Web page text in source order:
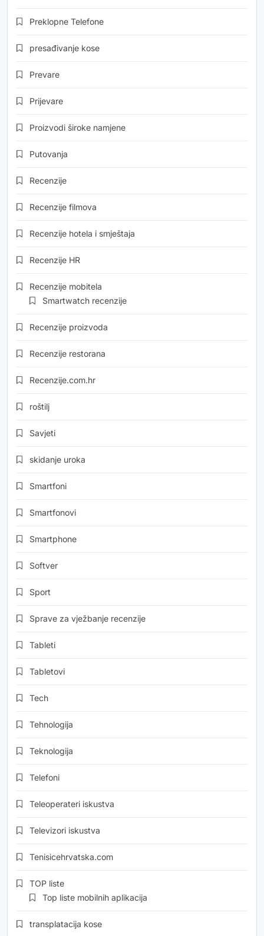
Preklopne Telefone
presađivanje kose
Prevare
Prijevare
Proizvodi široke namjene
Putovanja
Recenzije
Recenzije filmova
Recenzije hotela i smještaja
Recenzije HR
Recenzije mobitela
Smartwatch recenzije
Recenzije proizvoda
Recenzije restorana
Recenzije.com.hr
roštilj
Savjeti
skidanje uroka
Smartfoni
Smartfonovi
Smartphone
Softver
Sport
Sprave za vježbanje recenzije
Tableti
Tabletovi
Tech
Tehnologija
Teknologija
Telefoni
Teleoperateri iskustva
Televizori iskustva
Tenisicehrvatska.com
TOP liste
Top liste mobilnih aplikacija
transplatacija kose